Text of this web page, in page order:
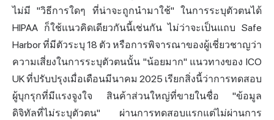
ไม่มี "วิธีการใดๆ ที่น่าจะถูกนำมาใช้" ในการระบุตัวตนได้
HIPAA ก็ใช้แนวคิดเดียวกันนี้เช่นกัน ไม่ว่าจะเป็นแถบ Safe
Harbor ที่มีตัวระบุ 18 ตัว หรือการพิจารณาของผู้เชี่ยวชาญว่า
ความเสี่ยงในการระบุตัวตนนั้น "น้อยมาก" แนวทางของ ICO
UK ที่ปรับปรุงเมื่อเดือนมีนาคม 2025 เรียกสิ่งนี้ว่าการทดสอบ
ผู้บุกรุกที่มีแรงจูงใจ สินค้าส่วนใหญ่ที่ขายในชื่อ "ข้อมูล
ดิจิทัลที่ไม่ระบุตัวตน" ผ่านการทดสอบแรกแต่ไม่ผ่านการ